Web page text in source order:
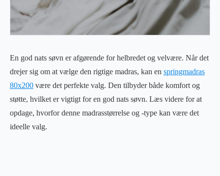
En god nats søvn er afgørende for helbredet og velvære. Når det
drejer sig om at vælge den rigtige madras, kan en springmadras
80x200 være det perfekte valg. Den tilbyder både komfort og
støtte, hvilket er vigtigt for en god nats søvn. Læs videre for at
opdage, hvorfor denne madrasstørrelse og -type kan være det
ideelle valg.